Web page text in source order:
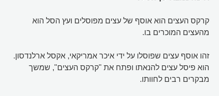
קרקס העצים הוא אוסף של עצים מפוסלים ועץ הסל הוא
מהעצים המוכרים בו.
זהו אוסף עצים שפוסלו על ידי איכר אמריקאי, אקסל ארלנדסון.
הוא פיסל עצים להנאתו ופתח את "קרקס העצים", שמשך
מבקרים רבים לחוותו.